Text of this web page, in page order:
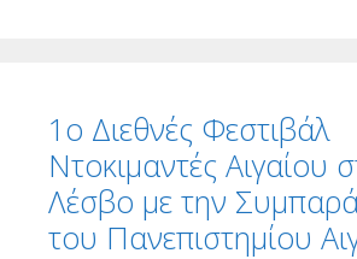
1ο Διεθνές Φεστιβάλ
Ντοκιμαντές Αιγαίου
Λέσβο με την
του Πανεπιστημίου